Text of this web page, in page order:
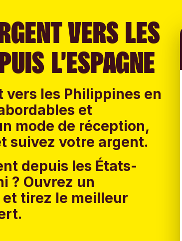
VERS LES
L’ESPAGNE
vers les Philippines en
et
mode de réception,
suivez votre argent.
depuis les États-
? Ouvrez un
et tirez le meilleur